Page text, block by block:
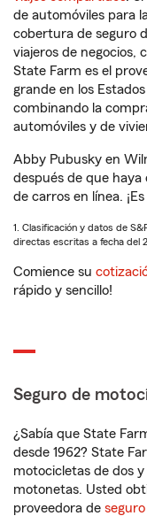
de automóviles para
cobertura de seguro
viajeros de negocios,
State Farm es el
grande en los
combinando la
automóviles y de
Abby Pubusky en
después de que
de carros en línea.
1. Clasificación y datos de
directas escritas a fecha del
Comience su
rápido y sencillo!
Seguro de
¿Sabía que State
desde 1962? State
motocicletas de dos
motonetas. Usted
proveedora de